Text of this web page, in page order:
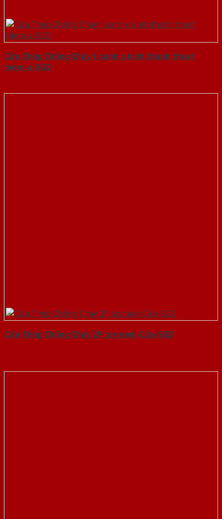
Cửa Thép Chống Cháy 1 canh o kinh thanh thoat
hiem-a-SGD
Cửa Thép Chống Cháy 2P tay nam Cửa-SGD